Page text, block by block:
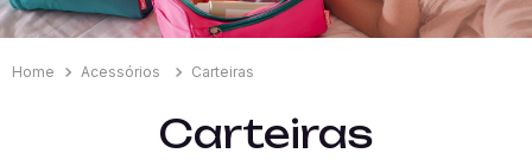
Acessórios Carteiras
Carteiras